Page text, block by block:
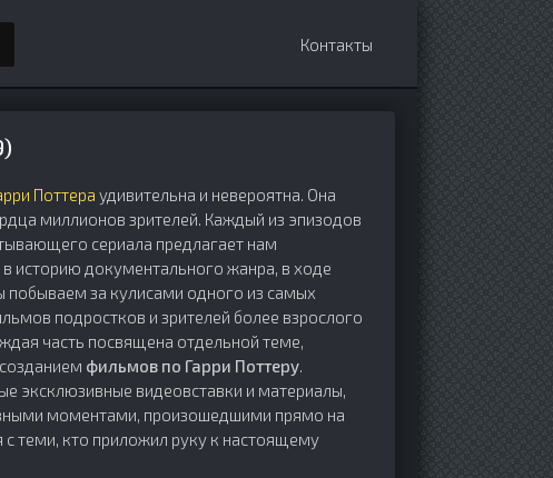
Контакты
Поттера удивительна и невероятна. Она
миллионов зрителей. Каждый из эпизодов
сериала предлагает нам
в историю документального жанра, в ходе
побываем за кулисами одного из самых
подростков и зрителей более взрослого
часть посвящена отдельной теме,
фильмов по Гарри Поттеру.
эксклюзивные видеовставки и материалы,
моментами, произошедшими прямо на
теми, кто приложил руку к настоящему